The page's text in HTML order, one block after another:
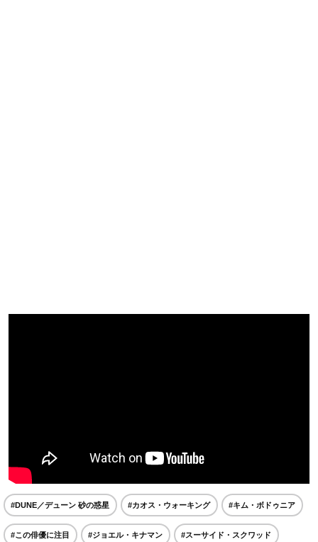
#DUNE／デューン 砂の惑星 #カオス・ウォーキング #キム・ボドゥニア
#この俳優に注目 #ジョエル・キナマン #スーサイド・スクワッド